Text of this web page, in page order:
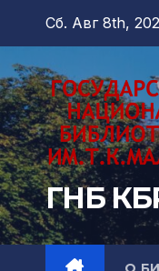
Перейти
содержимому
Сб. Авг 8th,
ГНБ